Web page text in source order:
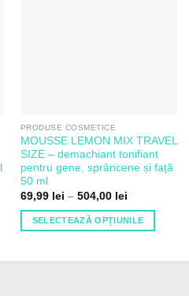
PRODUSE COSMETICE
MOUSSE LEMON MIX TRAVEL
SIZE – demachiant tonifiant
pentru gene, sprâncene și față
50 ml
69,99 lei – 504,00 leiInterval
prețuri:
69,99 lei
SELECTEAZĂ OPȚIUNILE